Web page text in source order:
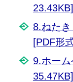
23.43KB]
8.ねた
[PDF形
9.ホー
35.47KB]